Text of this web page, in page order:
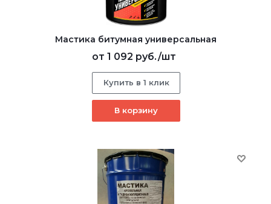
Мастика битумная универсальная
от 1 092 руб./шт
Купить в 1 клик
В корзину